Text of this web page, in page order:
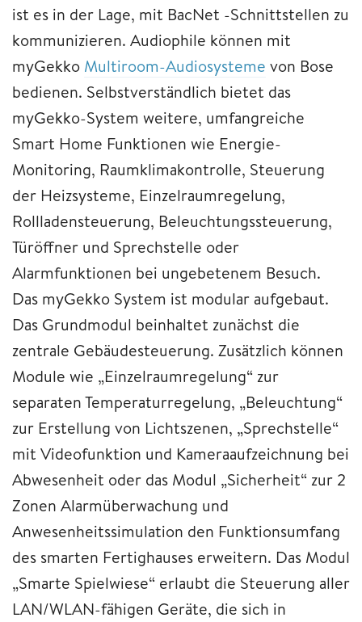
ist es in der Lage, mit BacNet -Schnittstellen zu
kommunizieren. Audiophile können mit
myGekko Multiroom-Audiosysteme von Bose
bedienen. Selbstverständlich bietet das
myGekko-System weitere, umfangreiche
Smart Home Funktionen wie Energie-
Monitoring, Raumklimakontrolle, Steuerung
der Heizsysteme, Einzelraumregelung,
Rollladensteuerung, Beleuchtungssteuerung,
Türöffner und Sprechstelle oder
Alarmfunktionen bei ungebetenem Besuch.
Das myGekko System ist modular aufgebaut.
Das Grundmodul beinhaltet zunächst die
zentrale Gebäudesteuerung. Zusätzlich können
Module wie „Einzelraumregelung“ zur
separaten Temperaturregelung, „Beleuchtung“
zur Erstellung von Lichtszenen, „Sprechstelle“
mit Videofunktion und Kameraaufzeichnung bei
Abwesenheit oder das Modul „Sicherheit“ zur 2
Zonen Alarmüberwachung und
Anwesenheitssimulation den Funktionsumfang
des smarten Fertighauses erweitern. Das Modul
„Smarte Spielwiese“ erlaubt die Steuerung aller
LAN/WLAN-fähigen Geräte, die sich in